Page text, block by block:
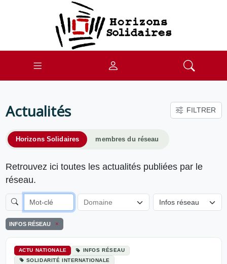
Actualités FILTRER
Horizons Solidaires membres du réseau
Retrouvez ici toutes les actualités publiées par le
réseau.
Infos réseau
INFOS RÉSEAU
ACTU NATIONALE
INFOS RÉSEAU
SOLIDARITÉ INTERNATIONALE